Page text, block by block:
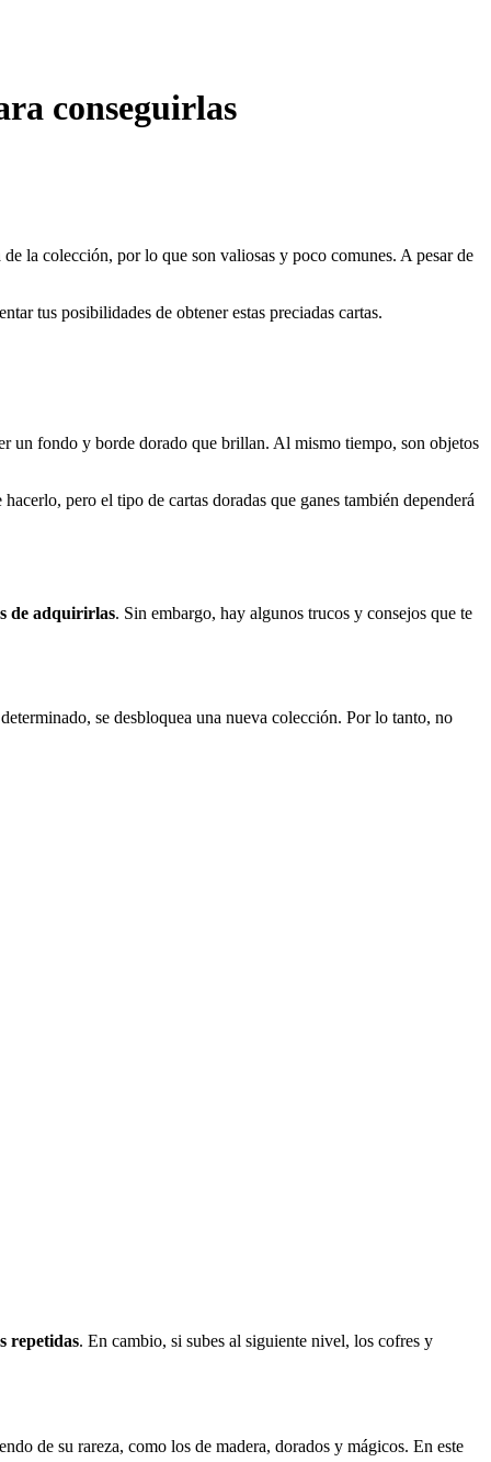
conseguirlas
la colección, por lo que son valiosas y poco comunes. A pesar de
tus posibilidades de obtener estas preciadas cartas.
un fondo y borde dorado que brillan. Al mismo tiempo, son objetos
pero el tipo de cartas doradas que ganes también dependerá
de adquirirlas. Sin embargo, hay algunos trucos y consejos que te
se desbloquea una nueva colección. Por lo tanto, no
repetidas. En cambio, si subes al siguiente nivel, los cofres y
de su rareza, como los de madera, dorados y mágicos. En este